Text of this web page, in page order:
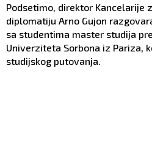
Podsetimo, direktor Kancelarije
diplomatiju Arno Gujon
sa studentima master studija
Univerziteta Sorbona iz Pariza,
studijskog putovanja.